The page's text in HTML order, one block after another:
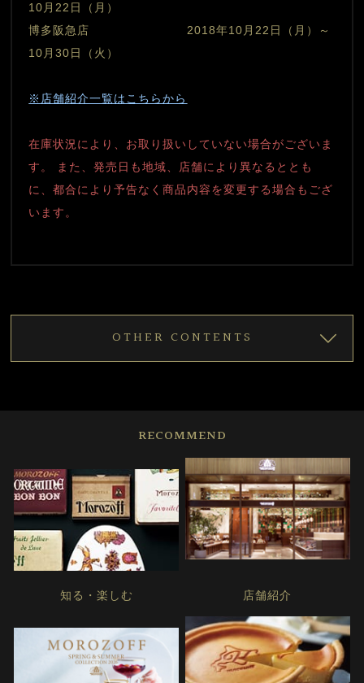
10月22日（月）
博多阪急店　　　　　　　　2018年10月22日（月）～
10月30日（火）
※店舗紹介一覧はこちらから
在庫状況により、お取り扱いしていない場合がございま
す。 また、発売日も地域、店舗により異なるととも
に、都合により予告なく商品内容を変更する場合もござ
います。
OTHER CONTENTS
RECOMMEND
知る・楽しむ 店舗紹介